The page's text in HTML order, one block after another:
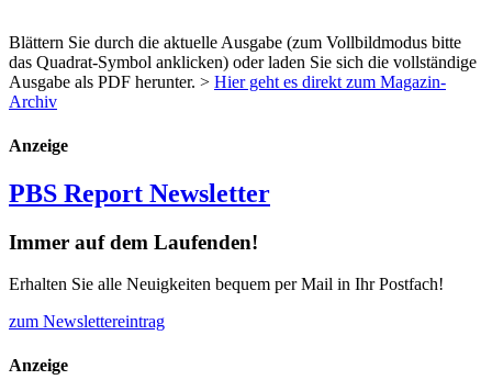
Blättern Sie durch die aktuelle Ausgabe (zum Vollbildmodus bitte
das Quadrat-Symbol anklicken) oder laden Sie sich die vollständige
Ausgabe als PDF herunter. > Hier geht es direkt zum Magazin-
Archiv
Anzeige
PBS Report Newsletter
Immer auf dem Laufenden!
Erhalten Sie alle Neuigkeiten bequem per Mail in Ihr Postfach!
zum Newslettereintrag
Anzeige